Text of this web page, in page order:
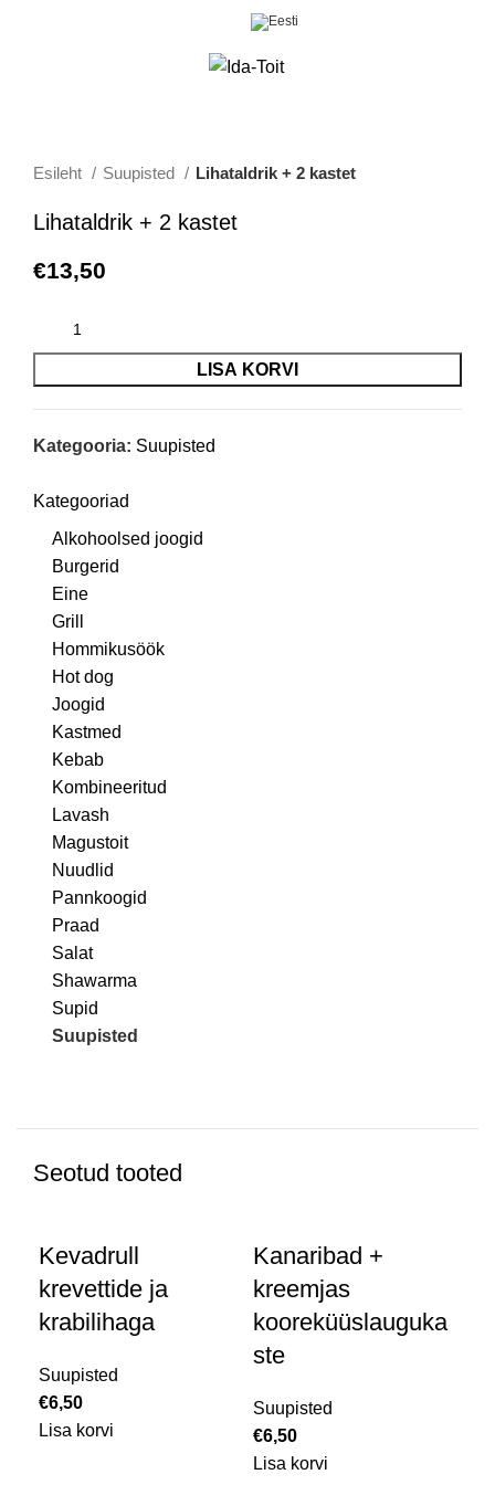
Esileht Suupisted Lihataldrik + 2 kastet
Lihataldrik + 2 kastet
€13,50
LISA KORVI
Kategooria: Suupisted
Kategooriad
Alkohoolsed joogid
Burgerid
Eine
Grill
Hommikusöök
Hot dog
Joogid
Kastmed
Kebab
Kombineeritud
Lavash
Magustoit
Nuudlid
Pannkoogid
Praad
Salat
Shawarma
Supid
Suupisted
Seotud tooted
Kevadrull
krevettide ja
krabilihaga
Suupisted
€6,50
Lisa korvi
Kanaribad +
kreemjas
kooreküüslauguka
ste
Suupisted
€6,50
Lisa korvi